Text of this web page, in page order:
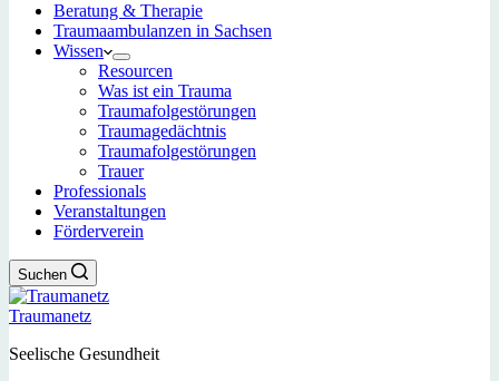
Beratung & Therapie
Traumaambulanzen in Sachsen
Wissen
Resourcen
Was ist ein Trauma
Traumafolgestörungen
Traumagedächtnis
Traumafolgestörungen
Trauer
Professionals
Veranstaltungen
Förderverein
Suchen
Traumanetz
Seelische Gesundheit